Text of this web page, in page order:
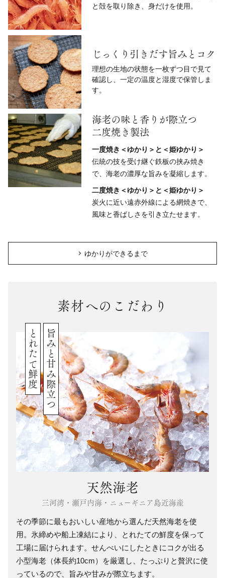
と殻を取り除き、身だけを使用。
じっくり引きだす旨みとコク
理想の生地の状態を一枚ずつ目で見て
確認し、一定の温度と湿度で保管しま
す。
海老の味と香りが際立つ
二度焼き製法
一度焼き＜ゆかり＞と＜姫ゆかり＞
伝統の技を受け継ぐ鉄板の挟み焼き
で、海老の濃厚な旨みを凝縮します。
二度焼き＜ゆかり＞と＜姫ゆかり＞
炭火に近い遠赤外線による網焼きで、
風味と香ばしさを引き立たせます。
ゆかりができるまで
素材へのこだわり
旨みと甘み際立つ
とれたて鮮度
天然海老
三河湾・瀬戸内海・ニューギニア島近海産
その季節に最もおいしい産地から選んだ天然海老を使
用。氷締めや船上凍結により、とれたての鮮度を保って
工場に届けられます。せんべいにしたときにコクが出る
小型海老（体長約10cm）を厳選し、たっぷりと贅沢に使
っているので、旨みや甘みが際立ちます。